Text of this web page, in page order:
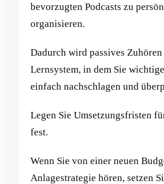
bevorzugten Podcasts zu
organisieren.
Dadurch wird passives
Lernsystem, in dem Sie
einfach nachschlagen und
Legen Sie Umsetzungsfristen
fest.
Wenn Sie von einer neuen
Anlagestrategie hören, setzen